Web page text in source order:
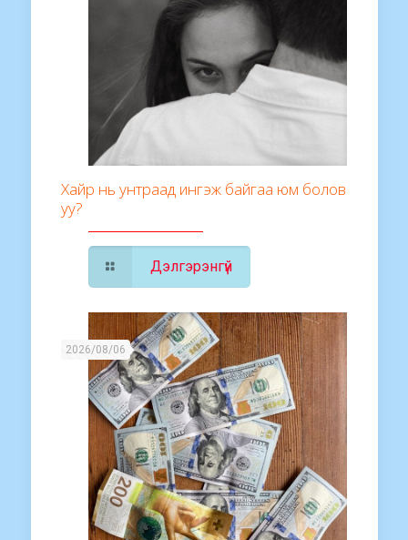
Хайр нь унтраад ингэж байгаа юм болов
уу?
Дэлгэрэнгүй
2026/08/06